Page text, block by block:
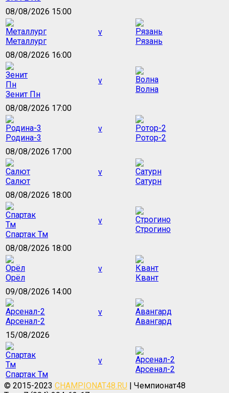
08/08/2026 15:00
Металлург
v
Рязань
08/08/2026 16:00
Зенит Пн
v
Волна
08/08/2026 17:00
Родина-3
v
Ротор-2
08/08/2026 17:00
Салют
v
Сатурн
08/08/2026 18:00
Спартак Тм
v
Строгино
08/08/2026 18:00
Орёл
v
Квант
09/08/2026 14:00
Арсенал-2
v
Авангард
15/08/2026
Спартак Тм
v
Арсенал-2
© 2015-2023 CHAMPIONAT48.RU | Чемпионат48